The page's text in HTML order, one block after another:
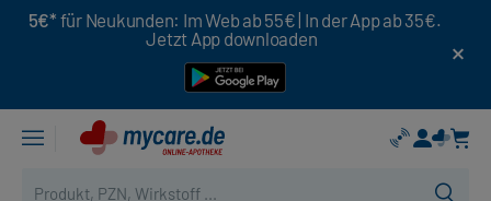
5€* für Neukunden: Im Web ab 55€ | In der App ab 35€.
Jetzt App downloaden